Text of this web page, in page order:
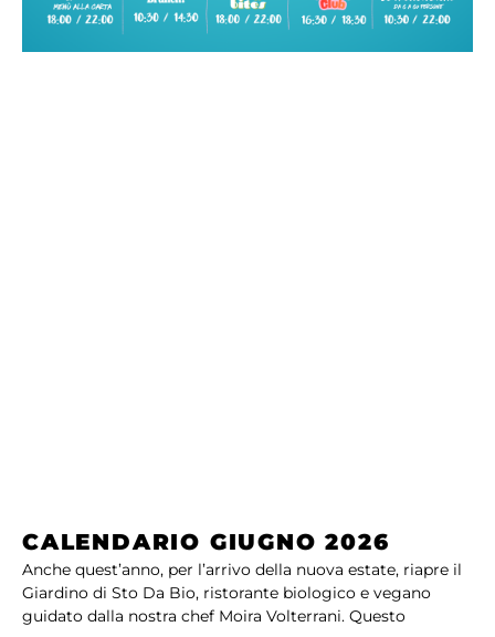
CALENDARIO GIUGNO 2026
Anche quest’anno, per l’arrivo della nuova estate, riapre il
Giardino di Sto Da Bio, ristorante biologico e vegano
guidato dalla nostra chef Moira Volterrani. Questo